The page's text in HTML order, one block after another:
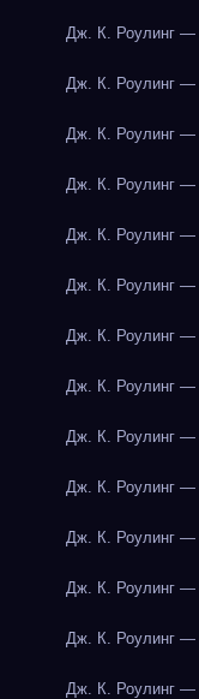
Дж. К. Роулинг —
Дж. К. Роулинг —
Дж. К. Роулинг —
Дж. К. Роулинг —
Дж. К. Роулинг —
Дж. К. Роулинг —
Дж. К. Роулинг —
Дж. К. Роулинг —
Дж. К. Роулинг —
Дж. К. Роулинг —
Дж. К. Роулинг —
Дж. К. Роулинг —
Дж. К. Роулинг —
Дж. К. Роулинг —